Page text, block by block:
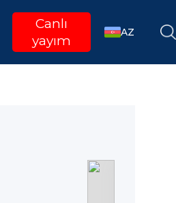
Canlı
yayım
AZ